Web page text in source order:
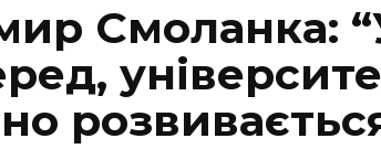
Соціум
Смоланка: